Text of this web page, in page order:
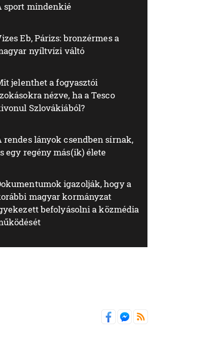
sport mindenkié
Eb, Párizs: bronzérmes a
nyíltvízi váltó
jelenthet a fogyasztói
nézve, ha a Tesco
Szlovákiából?
rendes lányok csendben sírnak,
egy regény más(ik) élete
igazolják, hogy a
magyar kormányzat
befolyásolni a közmédia